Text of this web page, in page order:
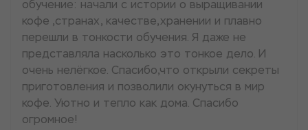
обучение: начали с истории о выращивании
кофе ,странах, качестве,хранении и плавно
перешли в тонкости обучения. Я даже не
представляла насколько это тонкое дело. И
очень нелёгкое. Спасибо,что открыли секреты
приготовления и позволили окунуться в мир
кофе. Уютно и тепло как дома. Спасибо
огромное!